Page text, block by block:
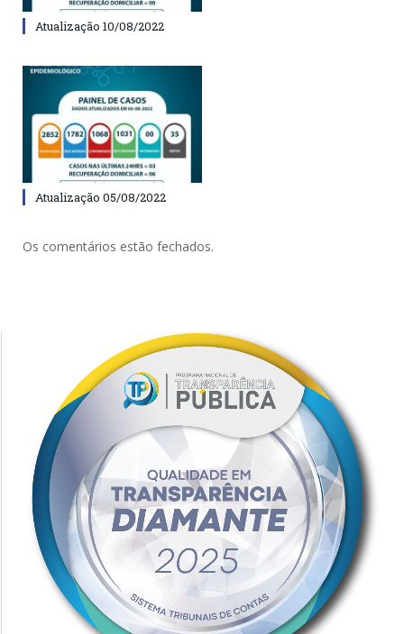
Atualização 10/08/2022
Atualização 05/08/2022
Os comentários estão fechados.